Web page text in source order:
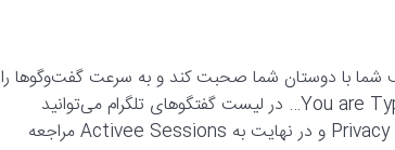
با دوستان شما صحبت کند و به سرعت گفت‌وگوها را
پاک کرده و اثری از خود به جای نمی‌گذارد. در این شرایط شما با دیدن عبارت You are Typing… در لیست گفتگوهای تلگرام می‌توانید
متوجه این مشکل شوید. برای این کار ابتدا به Setting، سپس به Privacy and Security و در نهایت به Activee Sessions مراجعه